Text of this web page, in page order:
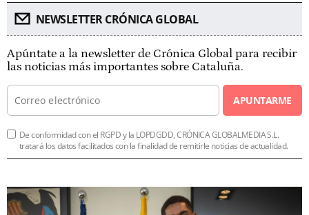
NEWSLETTER CRÓNICA GLOBAL
Apúntate a la newsletter de Crónica Global para recibir
las noticias más importantes sobre Cataluña.
APUNTARME
De conformidad con el RGPD y la LOPDGDD, CRÓNICA GLOBALMEDIA S.L.
tratará los datos facilitados con la finalidad de remitirle noticias de actualidad.